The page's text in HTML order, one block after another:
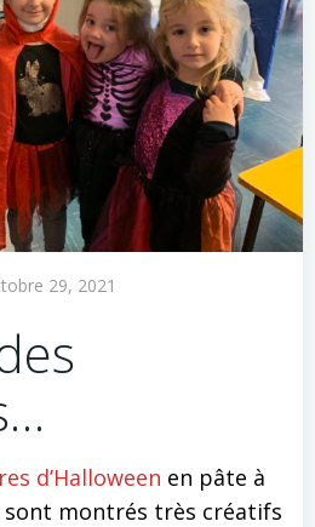
29, 2021
d’Halloween en pâte à
sont montrés très créatifs